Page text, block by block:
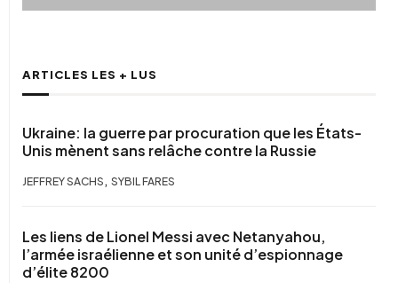
ARTICLES LES + LUS
Ukraine: la guerre par procuration que les États-
Unis mènent sans relâche contre la Russie
JEFFREY SACHS , SYBIL FARES
Les liens de Lionel Messi avec Netanyahou,
l’armée israélienne et son unité d’espionnage
d’élite 8200